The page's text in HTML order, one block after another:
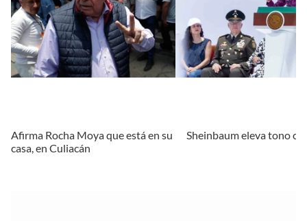
Afirma Rocha Moya que está en su
casa, en Culiacán
Sheinbaum eleva tono